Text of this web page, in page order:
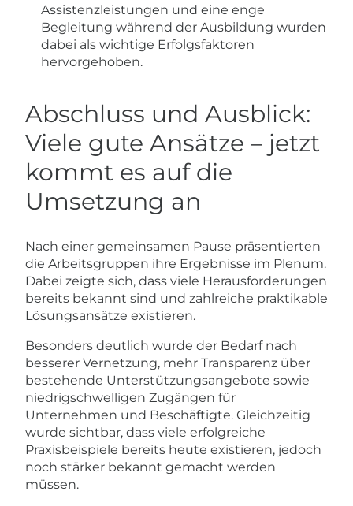
Assistenzleistungen und eine enge
Begleitung während der Ausbildung wurden
dabei als wichtige Erfolgsfaktoren
hervorgehoben.
Abschluss und Ausblick:
Viele gute Ansätze – jetzt
kommt es auf die
Umsetzung an
Nach einer gemeinsamen Pause präsentierten
die Arbeitsgruppen ihre Ergebnisse im Plenum.
Dabei zeigte sich, dass viele Herausforderungen
bereits bekannt sind und zahlreiche praktikable
Lösungsansätze existieren.
Besonders deutlich wurde der Bedarf nach
besserer Vernetzung, mehr Transparenz über
bestehende Unterstützungsangebote sowie
niedrigschwelligen Zugängen für
Unternehmen und Beschäftigte. Gleichzeitig
wurde sichtbar, dass viele erfolgreiche
Praxisbeispiele bereits heute existieren, jedoch
noch stärker bekannt gemacht werden
müssen.